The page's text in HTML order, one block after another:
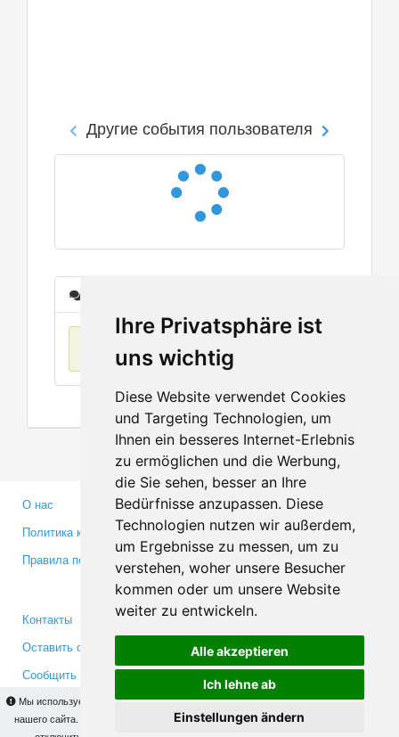
Ihre Privatsphäre ist
uns wichtig
Diese Website verwendet Cookies
und Targeting Technologien, um
Ihnen ein besseres Internet-Erlebnis
zu ermöglichen und die Werbung,
die Sie sehen, besser an Ihre
Bedürfnisse anzupassen. Diese
Technologien nutzen wir außerdem,
um Ergebnisse zu messen, um zu
verstehen, woher unsere Besucher
kommen oder um unsere Website
weiter zu entwickeln.
Alle akzeptieren
Ich lehne ab
Einstellungen ändern
Мы используем cookies для того, чтобы Вы могли использовать весь функционал
нашего сайта. На
Вы сможете узнать подробности и, при желании,
Другие события пользователя
О нас
Политика конфиденциальности
Правила пользования
Партнерам
Инвесторам
Медиа
Контакты
Оставить отзыв
Сообщить об ошибке
Facebook
Twitter
YouTube
Google+